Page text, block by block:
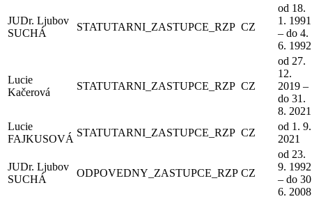
JUDr. Ljubov
SUCHÁ
STATUTARNI_ZASTUPCE_RZP CZ
od 18.
1. 1991
– do 4.
6. 1992
Lucie
Kačerová
STATUTARNI_ZASTUPCE_RZP CZ
od 27.
12.
2019 –
do 31.
8. 2021
Lucie
FAJKUSOVÁ
STATUTARNI_ZASTUPCE_RZP CZ
od 1. 9.
2021
JUDr. Ljubov
SUCHÁ
ODPOVEDNY_ZASTUPCE_RZP CZ
od 23.
9. 1992
– do
6. 2008